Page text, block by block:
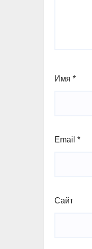
Имя *
Email *
Сайт